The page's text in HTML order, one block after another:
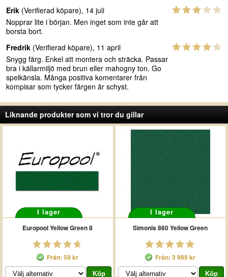
Erik (Verifierad köpare), 14 juli
Nopprar lite i början. Men inget som inte går att
borsta bort.
Fredrik (Verifierad köpare), 11 april
Snygg färg. Enkel att montera och sträcka. Passar
bra i källarmiljö med brun eller mahogny ton. Go
spelkänsla. Många positiva komentarer från
kompisar som tycker färgen är schyst.
Liknande produkter som vi tror du gillar
I lager
Europool Yellow Green 8
Från: 59 kr
I lager
Simonis 860 Yellow Green
Från: 3 999 kr